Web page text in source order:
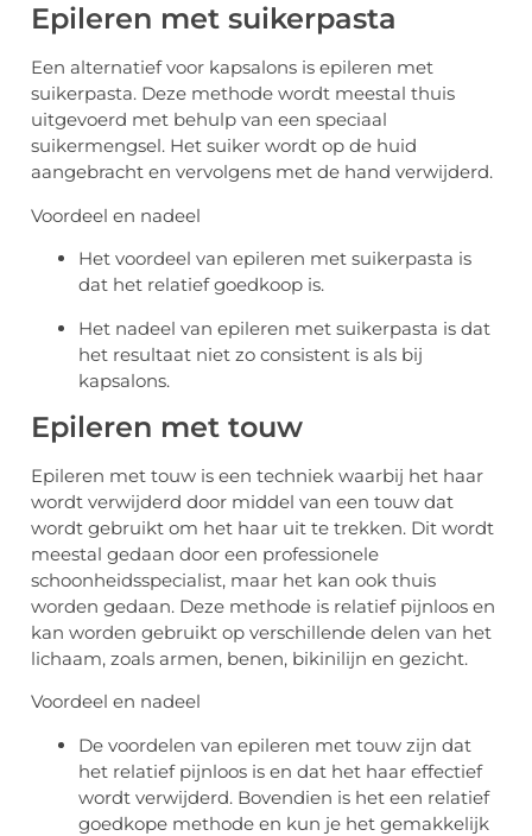
Epileren met suikerpasta
Een alternatief voor kapsalons is epileren met
suikerpasta. Deze methode wordt meestal thuis
uitgevoerd met behulp van een speciaal
suikermengsel. Het suiker wordt op de huid
aangebracht en vervolgens met de hand verwijderd.
Voordeel en nadeel
Het voordeel van epileren met suikerpasta is
dat het relatief goedkoop is.
Het nadeel van epileren met suikerpasta is dat
het resultaat niet zo consistent is als bij
kapsalons.
Epileren met touw
Epileren met touw is een techniek waarbij het haar
wordt verwijderd door middel van een touw dat
wordt gebruikt om het haar uit te trekken. Dit wordt
meestal gedaan door een professionele
schoonheidsspecialist, maar het kan ook thuis
worden gedaan. Deze methode is relatief pijnloos en
kan worden gebruikt op verschillende delen van het
lichaam, zoals armen, benen, bikinilijn en gezicht.
Voordeel en nadeel
De voordelen van epileren met touw zijn dat
het relatief pijnloos is en dat het haar effectief
wordt verwijderd. Bovendien is het een relatief
goedkope methode en kun je het gemakkelijk